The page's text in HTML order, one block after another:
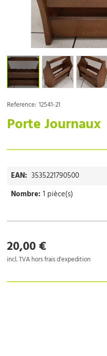
Reference: 12541-21
Porte Journaux
EAN: 3535221790500
Nombre: 1 pièce(s)
20,00 €
incl. TVA hors frais d'expedition